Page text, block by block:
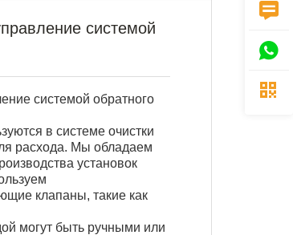
системой
системой обратного
в системе очистки
расхода. Мы обладаем
установок
клапаны, такие как
могут быть ручными или


